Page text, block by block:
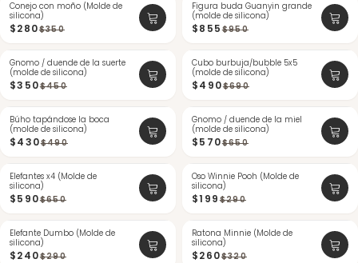
-20%
Conejo con moño (Molde de
silicona)
$280$350
-10%
ÚLTIMAS
Figura buda Guanyin grande
(molde de silicona)
$855$950
-22%
Gnomo / duende de la suerte
(molde de silicona)
$350$450
-28%
Cubo burbuja/bubble 5x5
(molde de silicona)
$490$690
-12%
Búho tapándose la boca
(molde de silicona)
$430$490
-12%
Gnomo / duende de la miel
(molde de silicona)
$570$650
-9%
ÚLTIMAS
Elefantes x4 (Molde de
silicona)
$590$650
-31%
ÚLTIMAS
Oso Winnie Pooh (Molde de
silicona)
$199$290
-17%
Elefante Dumbo (Molde de
silicona)
$240$290
-18%
Ratona Minnie (Molde de
silicona)
$260$320